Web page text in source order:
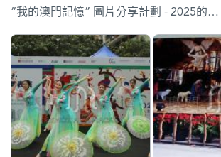
“我的澳門記憶” 圖片分享計劃 - 2025的參與作品